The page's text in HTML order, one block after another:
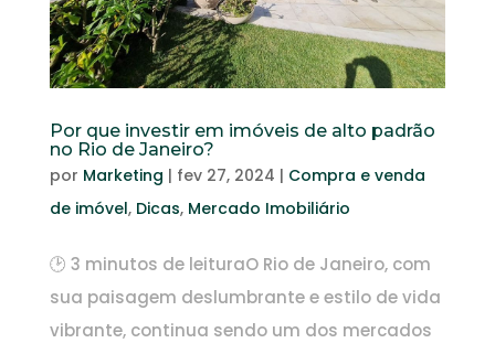
Por que investir em imóveis de alto padrão
no Rio de Janeiro?
por Marketing | fev 27, 2024 | Compra e venda
de imóvel, Dicas, Mercado Imobiliário
🕑 3 minutos de leituraO Rio de Janeiro, com
sua paisagem deslumbrante e estilo de vida
vibrante, continua sendo um dos mercados